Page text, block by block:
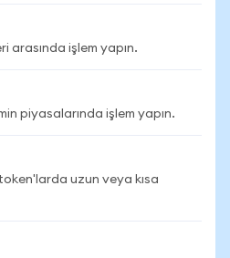
arasında işlem yapın.
piyasalarında işlem yapın.
uzun veya kısa